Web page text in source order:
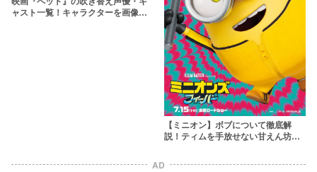
ャスト一覧！キャラクターを画像付
【ミニオン】ボブについて徹底解
説！ティムを手放せない甘えん坊が
AD